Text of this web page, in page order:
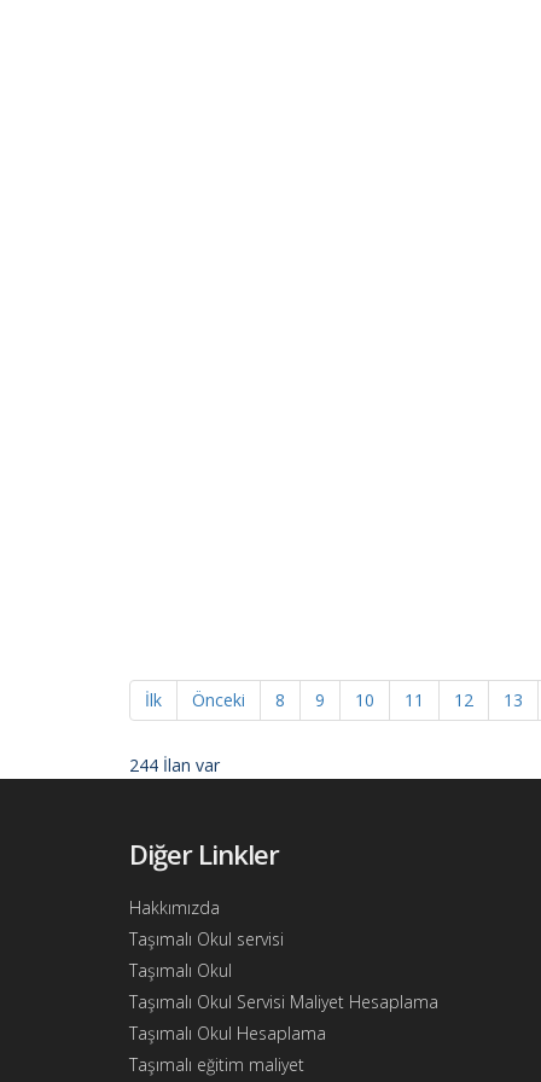
İlk Önceki 8 9 10 11 12 13
244 İlan var
Diğer Linkler
Hakkımızda
Taşımalı Okul servisi
Taşımalı Okul
Taşımalı Okul Servisi Maliyet Hesaplama
Taşımalı Okul Hesaplama
Taşımalı eğitim maliyet